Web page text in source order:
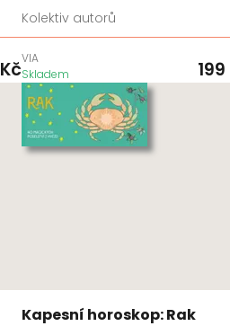
Kč
Kolektiv autorů
VIA
Skladem
199
Kapesní horoskop: Rak